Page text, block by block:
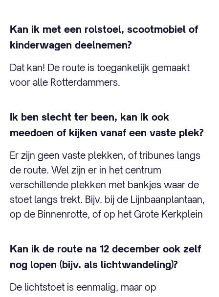
Kan ik met een rolstoel, scootmobiel of
kinderwagen deelnemen?
Dat kan! De route is toegankelijk gemaakt
voor alle Rotterdammers.
Ik ben slecht ter been, kan ik ook
meedoen of kijken vanaf een vaste plek?
Er zijn geen vaste plekken, of tribunes langs
de route. Wel zijn er in het centrum
verschillende plekken met bankjes waar de
stoet langs trekt. Bijv. bij de Lijnbaanplantaan,
op de Binnenrotte, of op het Grote Kerkplein
Kan ik de route na 12 december ook zelf
nog lopen (bijv. als lichtwandeling)?
De lichtstoet is eenmalig, maar op